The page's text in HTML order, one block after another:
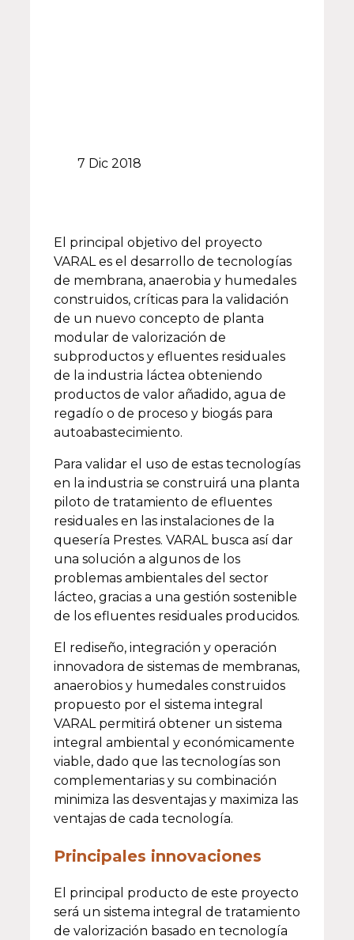
7 Dic 2018
El principal objetivo del proyecto
VARAL es el desarrollo de tecnologías
de membrana, anaerobia y humedales
construidos, críticas para la validación
de un nuevo concepto de planta
modular de valorización de
subproductos y efluentes residuales
de la industria láctea obteniendo
productos de valor añadido, agua de
regadío o de proceso y biogás para
autoabastecimiento.
Para validar el uso de estas tecnologías
en la industria se construirá una planta
piloto de tratamiento de efluentes
residuales en las instalaciones de la
quesería Prestes. VARAL busca así dar
una solución a algunos de los
problemas ambientales del sector
lácteo, gracias a una gestión sostenible
de los efluentes residuales producidos.
El rediseño, integración y operación
innovadora de sistemas de membranas,
anaerobios y humedales construidos
propuesto por el sistema integral
VARAL permitirá obtener un sistema
integral ambiental y económicamente
viable, dado que las tecnologías son
complementarias y su combinación
minimiza las desventajas y maximiza las
ventajas de cada tecnología.
Principales innovaciones
El principal producto de este proyecto
será un sistema integral de tratamiento
de valorización basado en tecnología